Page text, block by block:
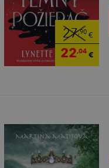
27,90€
22,04€